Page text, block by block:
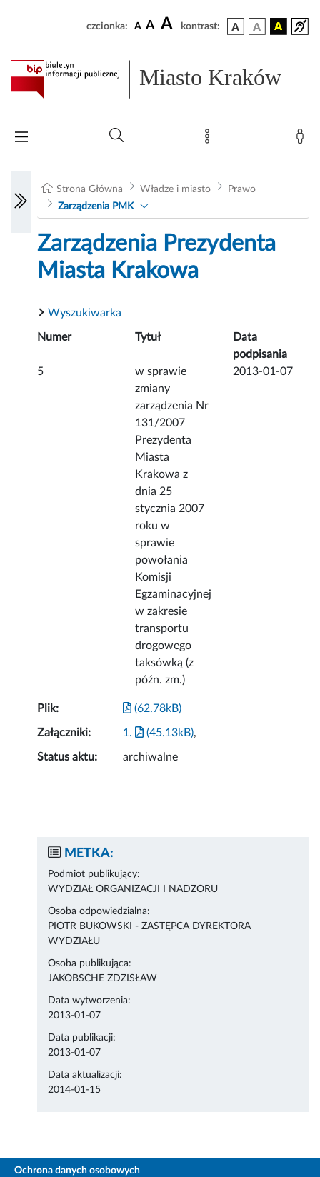
czcionka: A A A kontrast:
Miasto Kraków
Strona Główna Władze i miasto
Prawo
Zarządzenia PMK
Zarządzenia Prezydenta
Miasta Krakowa
Wyszukiwarka
Numer Tytuł
Data
podpisania
5
w sprawie
zmiany
zarządzenia Nr
131/2007
Prezydenta
Miasta
Krakowa z
dnia 25
stycznia 2007
roku w
sprawie
powołania
Komisji
Egzaminacyjnej
w zakresie
transportu
drogowego
taksówką (z
późn. zm.)
2013-01-07
Plik: (62.78kB)
Załączniki: 1. (45.13kB),
Status aktu: archiwalne
METKA:
Podmiot publikujący:
WYDZIAŁ ORGANIZACJI I NADZORU
Osoba odpowiedzialna:
PIOTR BUKOWSKI - ZASTĘPCA DYREKTORA
WYDZIAŁU
Osoba publikująca:
JAKOBSCHE ZDZISŁAW
Data wytworzenia:
2013-01-07
Data publikacji:
2013-01-07
Data aktualizacji:
2014-01-15
Ochrona danych osobowych